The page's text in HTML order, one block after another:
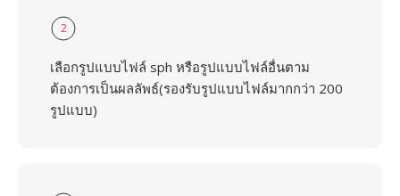
2
เลือกรูปแบบไฟล์ sph หรือรูปแบบไฟล์อื่นตาม
ต้องการเป็นผลลัพธ์(รองรับรูปแบบไฟล์มากกว่า 200
รูปแบบ)